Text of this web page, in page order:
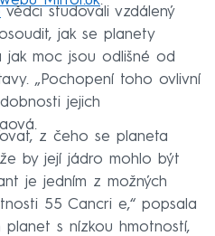
vědci studovali vzdálený
jak se planety
jak moc jsou odlišné od
„Pochopení toho ovlivní
jejich
z čeho se planeta
by její jádro mohlo být
je jedním z možných
55 Cancri e,“ popsala
planet s nízkou hmotností,